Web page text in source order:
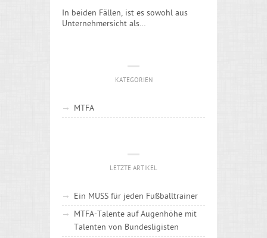
In beiden Fällen, ist es sowohl aus
Unternehmersicht als…
KATEGORIEN
MTFA
LETZTE ARTIKEL
Ein MUSS für jeden Fußballtrainer
MTFA-Talente auf Augenhöhe mit
Talenten von Bundesligisten